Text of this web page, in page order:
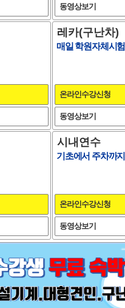
동영상보기
레카(구난차)
매일 학원자체시험
온라인수강신청
동영상보기
시내연수
기초에서 주차까지
온라인수강신청
동영상보기